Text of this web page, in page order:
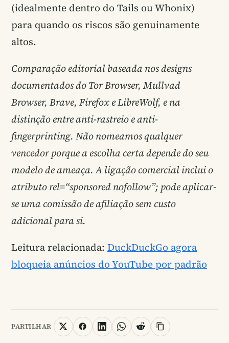
(idealmente dentro do Tails ou Whonix)
para quando os riscos são genuinamente
altos.
Comparação editorial baseada nos designs
documentados do Tor Browser, Mullvad
Browser, Brave, Firefox e LibreWolf, e na
distinção entre anti-rastreio e anti-
fingerprinting. Não nomeamos qualquer
vencedor porque a escolha certa depende do seu
modelo de ameaça. A ligação comercial inclui o
atributo rel=“sponsored nofollow”; pode aplicar-
se uma comissão de afiliação sem custo
adicional para si.
Leitura relacionada: DuckDuckGo agora
bloqueia anúncios do YouTube por padrão
PARTILHAR